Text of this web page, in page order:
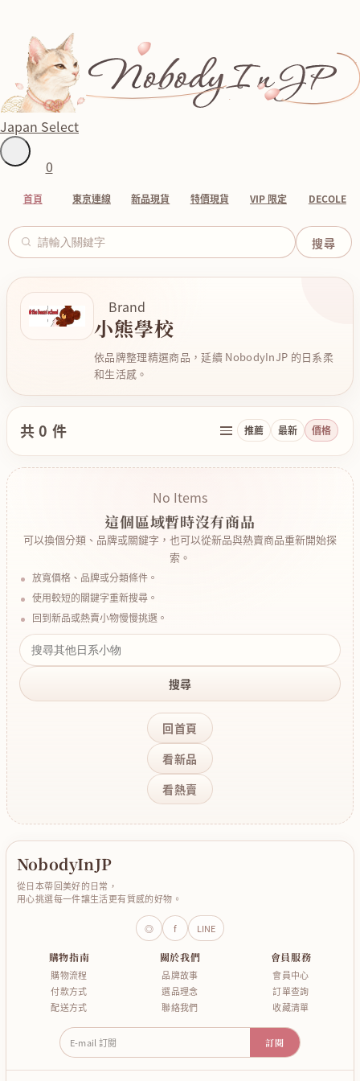
Japan Select
0
首頁 東京連線 新品現貨 特價現貨 VIP 限定 DECOLE
Brand
小熊學校
依品牌整理精選商品，延續 NobodyInJP 的日系柔
和生活感。
共 0 件 推薦 最新 價格
No Items
這個區域暫時沒有商品
可以換個分類、品牌或關鍵字，也可以從新品與熱賣商品重新開始探
索。
放寬價格、品牌或分類條件。
使用較短的關鍵字重新搜尋。
回到新品或熱賣小物慢慢挑選。
搜尋
回首頁
看新品
看熱賣
NobodyInJP
從日本帶回美好的日常，
用心挑選每一件讓生活更有質感的好物。
◎ f LINE
購物指南
購物流程
付款方式
配送方式
關於我們
品牌故事
選品理念
聯絡我們
會員服務
會員中心
訂單查詢
收藏清單
E-mail 訂閱 訂閱